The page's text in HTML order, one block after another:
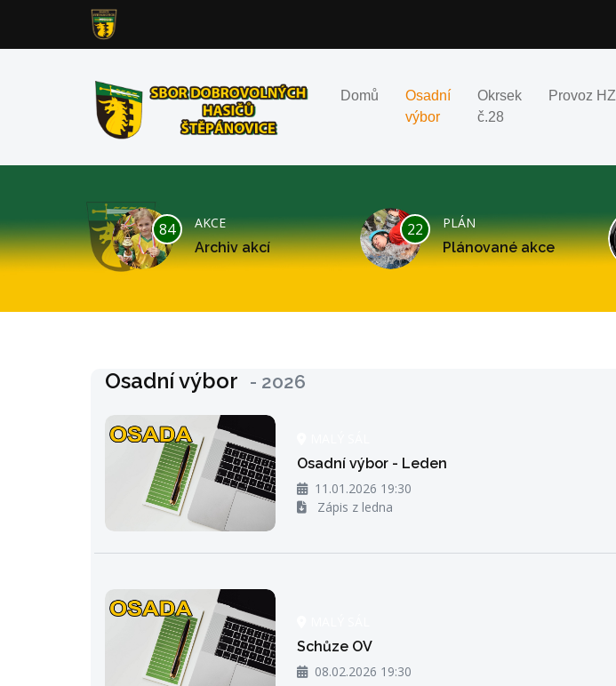
Domů
Osadní
výbor
Okrsek
č.28
Provoz HZ
84
AKCE
Archiv akcí
22
PLÁN
Plánované akce
Osadní výbor - 2026
Osadní výbor - Leden
11.01.2026 19:30
Zápis z ledna
Schůze OV
08.02.2026 19:30